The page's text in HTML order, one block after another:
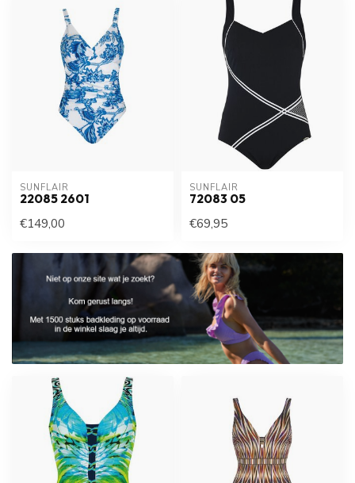
SUNFLAIR
22085 2601
€149,00
SUNFLAIR
72083 05
€69,95